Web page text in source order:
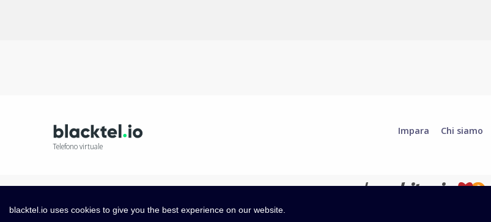
Telefono virtuale
Impara Chi siamo
blacktel.io uses cookies to give you the best experience on our website.